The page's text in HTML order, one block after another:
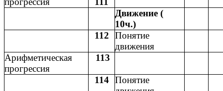
Движение (
10ч.)
112
Понятие
движения
Арифметическая
прогрессия
113
114 Понятие